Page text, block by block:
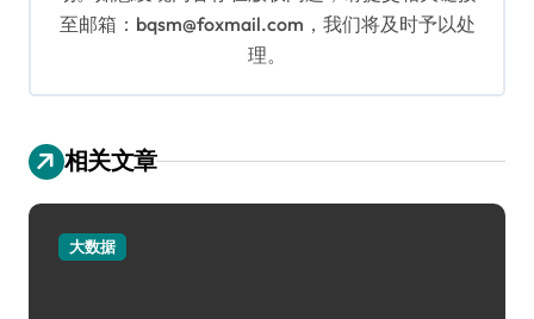
至邮箱：bqsm@foxmail.com，我们将及时予以处
理。
相关文章
大数据